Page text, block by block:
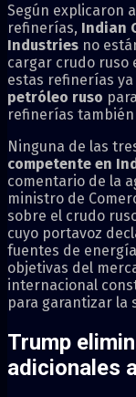
Según explicaron
refinerías, Indian
Industries no
cargar crudo ruso
estas refinerías ya
petróleo ruso
refinerías
Ninguna de las
competente en
comentario de la
ministro de
sobre el crudo
cuyo portavoz
fuentes de
objetivas del
internacional
para garantizar la
Trump
adicionales